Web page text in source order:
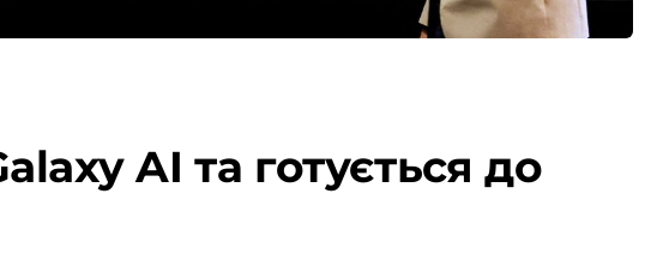
AI та готується до